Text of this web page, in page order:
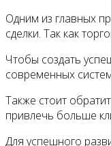
Одним из главных
сделки. Так как
Чтобы создать
современных
Также стоит
привлечь больше
Для успешного